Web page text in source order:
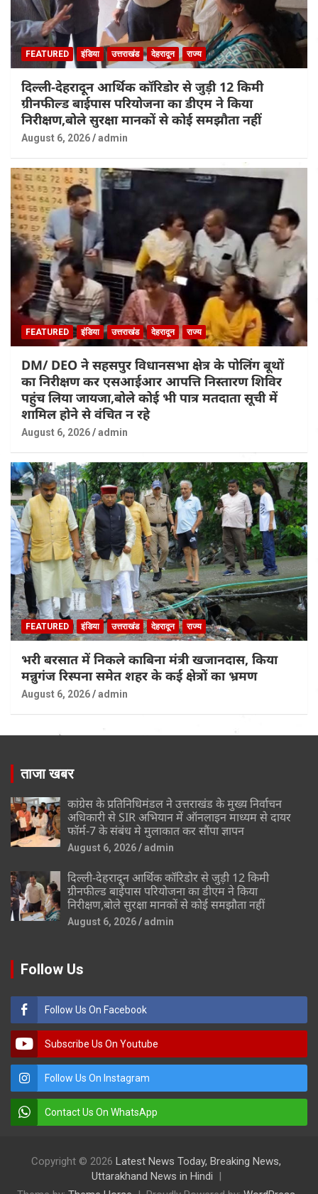
FEATURED इंडिया उत्तराखंड देहरादून राज्य
दिल्ली-देहरादून आर्थिक कॉरिडोर से जुड़ी 12 किमी
ग्रीनफील्ड बाईपास परियोजना का डीएम ने किया
निरीक्षण,बोले सुरक्षा मानकों से कोई समझौता नहीं
August 6, 2026 admin
FEATURED इंडिया उत्तराखंड देहरादून राज्य
DM/ DEO ने सहसपुर विधानसभा क्षेत्र के पोलिंग बूथों
का निरीक्षण कर एसआईआर आपत्ति निस्तारण शिविर
पहुंच लिया जायजा,बोले कोई भी पात्र मतदाता सूची में
शामिल होने से वंचित न रहे
August 6, 2026 admin
FEATURED इंडिया उत्तराखंड देहरादून राज्य
भरी बरसात में निकले काबिना मंत्री खजानदास, किया
मन्नुगंज रिस्पना समेत शहर के कई क्षेत्रों का भ्रमण
August 6, 2026 admin
ताजा खबर
कांग्रेस के प्रतिनिधिमंडल ने उत्तराखंड के मुख्य निर्वाचन
अधिकारी से SIR अभियान में ऑनलाइन माध्यम से दायर
फॉर्म-7 के संबंध मे मुलाकात कर सौंपा ज्ञापन
August 6, 2026 admin
दिल्ली-देहरादून आर्थिक कॉरिडोर से जुड़ी 12 किमी
ग्रीनफील्ड बाईपास परियोजना का डीएम ने किया
निरीक्षण,बोले सुरक्षा मानकों से कोई समझौता नहीं
August 6, 2026 admin
Follow Us
Follow Us On Facebook
Subscribe Us On Youtube
Follow Us On Instagram
Contact Us On WhatsApp
Copyright © 2026 Latest News Today, Breaking News,
Uttarakhand News in Hindi